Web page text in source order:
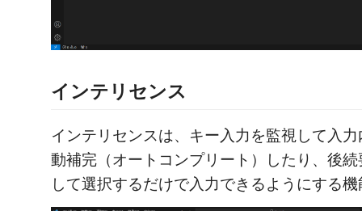
インテリセンス
インテリセンスは、キー入力を監視して入
動補完（オートコンプリート）したり、後
して選択するだけで入力できるようにする